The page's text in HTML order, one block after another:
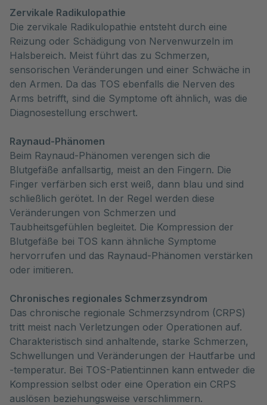
Zervikale Radikulopathie
Die zervikale Radikulopathie entsteht durch eine
Reizung oder Schädigung von Nervenwurzeln im
Halsbereich. Meist führt das zu Schmerzen,
sensorischen Veränderungen und einer Schwäche in
den Armen. Da das TOS ebenfalls die Nerven des
Arms betrifft, sind die Symptome oft ähnlich, was die
Diagnosestellung erschwert.
Raynaud-Phänomen
Beim Raynaud-Phänomen verengen sich die
Blutgefäße anfallsartig, meist an den Fingern. Die
Finger verfärben sich erst weiß, dann blau und sind
schließlich gerötet. In der Regel werden diese
Veränderungen von Schmerzen und
Taubheitsgefühlen begleitet. Die Kompression der
Blutgefäße bei TOS kann ähnliche Symptome
hervorrufen und das Raynaud-Phänomen verstärken
oder imitieren.
Chronisches regionales Schmerzsyndrom
Das chronische regionale Schmerzsyndrom (CRPS)
tritt meist nach Verletzungen oder Operationen auf.
Charakteristisch sind anhaltende, starke Schmerzen,
Schwellungen und Veränderungen der Hautfarbe und
-temperatur. Bei TOS-Patient:innen kann entweder die
Kompression selbst oder eine Operation ein CRPS
auslösen beziehungsweise verschlimmern.